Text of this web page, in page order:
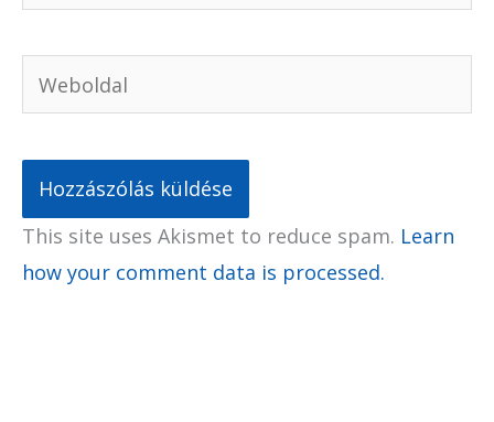
Weboldal
This site uses Akismet to reduce spam. Learn
how your comment data is processed.